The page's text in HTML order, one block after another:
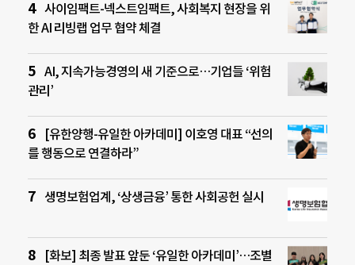
사이임팩트-넥스트임팩트, 사회복지 현장을 위
한 AI 리빙랩 업무 협약 체결
AI, 지속가능경영의 새 기준으로…기업들 ‘위험
관리’
[유한양행-유일한 아카데미] 이호영 대표 “선의
를 행동으로 연결하라”
생명보험업계, ‘상생금융’ 통한 사회공헌 실시
[화보] 최종 발표 앞둔 ‘유일한 아카데미’…조별